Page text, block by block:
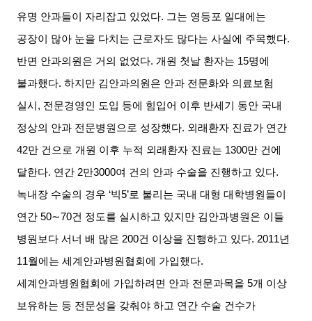
유명 안과들이 자리잡고 있었다. 그는 영등포 일대에는
공장이 많아 눈을 다치는 근로자도 많다는 사실에 주목했다.
반면 안과의원은 거의 없었다. 개원 첫날 환자는 15명에
불과했다.하지만 김안과의원은 안과 전문화와 의료보험
실시 , 전문경영인 도입 등에 힘입어 이후 반세기 동안 국내
정상의 안과 전문병원으로 성장했다. 외래환자 진료가 연간
42만 건으로 개원 이후 누적 외래환자 진료는 1300만 건에
달한다. 연간 2만3000여 건의 안과 수술을 진행하고 있다.
녹내장 수술의 경우 ‘빅5’로 불리는 국내 대형 대학병원들이
연간 50∼70건 정도를 실시하고 있지만 김안과병원은 이들
병원보다 서너 배 많은 200건 이상을 진행하고 있다. 2011년
11월에는 세계안과병원협회에 가입했다.
세계안과병원협회에 가입하려면 안과 전문과목을 5개 이상
보유하는 등 전문성을 갖춰야 하고 연간 수술 건수가